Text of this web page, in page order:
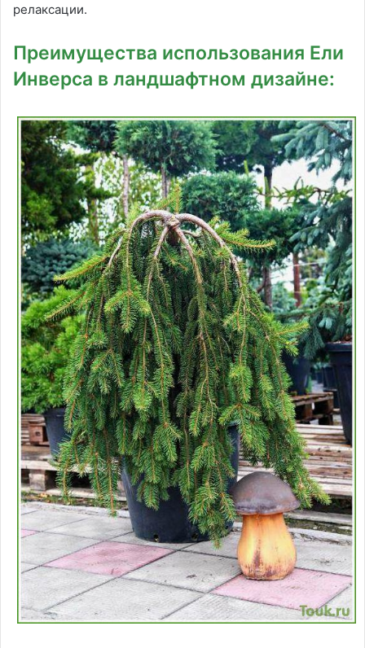
релаксации.
Преимущества использования Ели
Инверса в ландшафтном дизайне: